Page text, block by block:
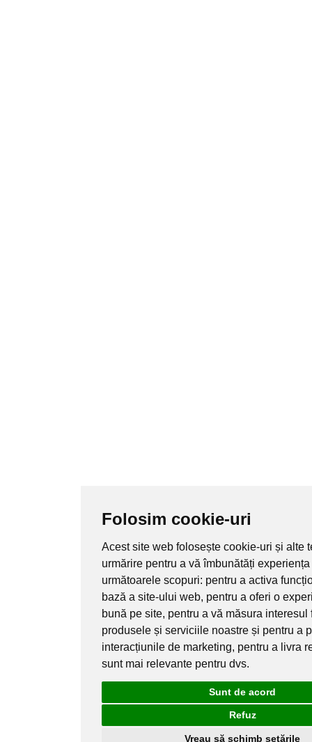
Folosim cookie-uri
Acest site web folosește cookie-uri și alte
urmărire pentru a vă îmbunătăți
următoarele scopuri: pentru a activa
bază a site-ului web, pentru a oferi o
bună pe site, pentru a vă măsura interesul
produsele și serviciile noastre și pentru a
interacțiunile de marketing, pentru a livra
sunt mai relevante pentru dvs.
Sunt de acord
Refuz
Vreau să schimb setările